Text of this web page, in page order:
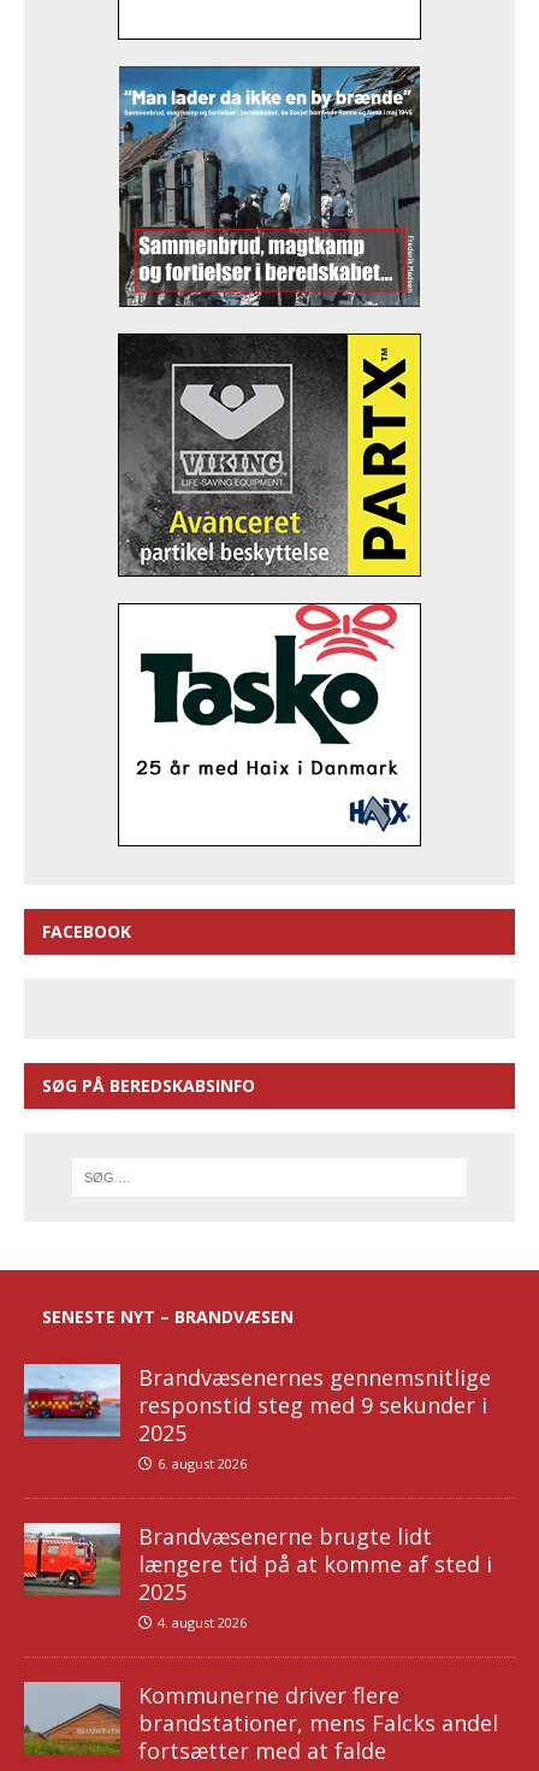
FACEBOOK
SØG PÅ BEREDSKABSINFO
SENESTE NYT – BRANDVÆSEN
Brandvæsenernes gennemsnitlige
responstid steg med 9 sekunder i
2025
6. august 2026
Brandvæsenerne brugte lidt
længere tid på at komme af sted i
2025
4. august 2026
Kommunerne driver flere
brandstationer, mens Falcks andel
fortsætter med at falde